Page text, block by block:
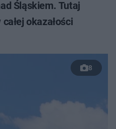
Śląskiem. Tutaj
okazałości
8